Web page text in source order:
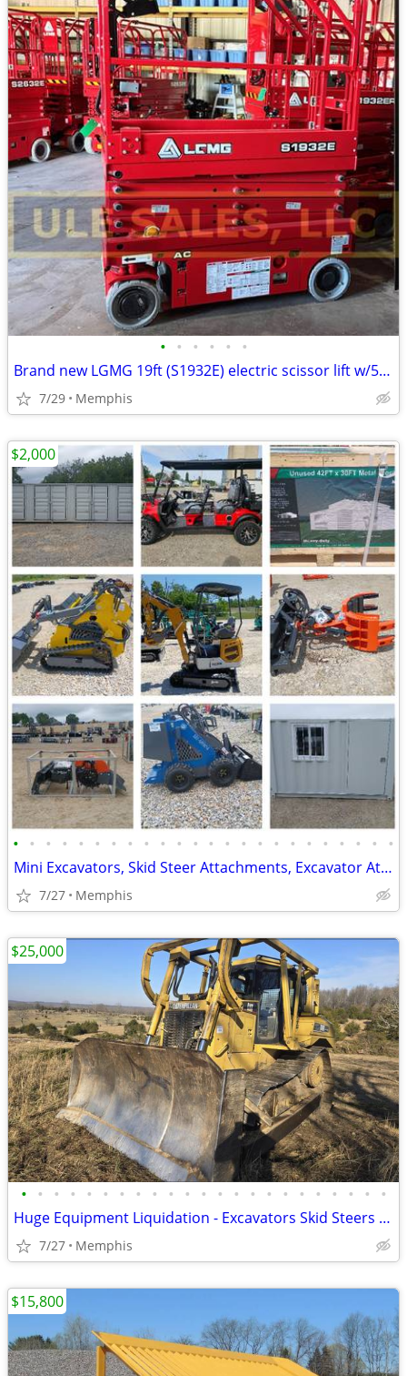
• • • • • •
Brand new LGMG 19ft (S1932E) electric scissor lift w/5-year warranty
7/29 Memphis
• • • • • • • • • • • • • • • • • • • • • • • •
Mini Excavators, Skid Steer Attachments, Excavator Attachments
7/27 Memphis
$2,000
• • • • • • • • • • • • • • • • • • • • • • •
Huge Equipment Liquidation - Excavators Skid Steers Dump Truck Trailer
7/27 Memphis
$25,000
$15,800